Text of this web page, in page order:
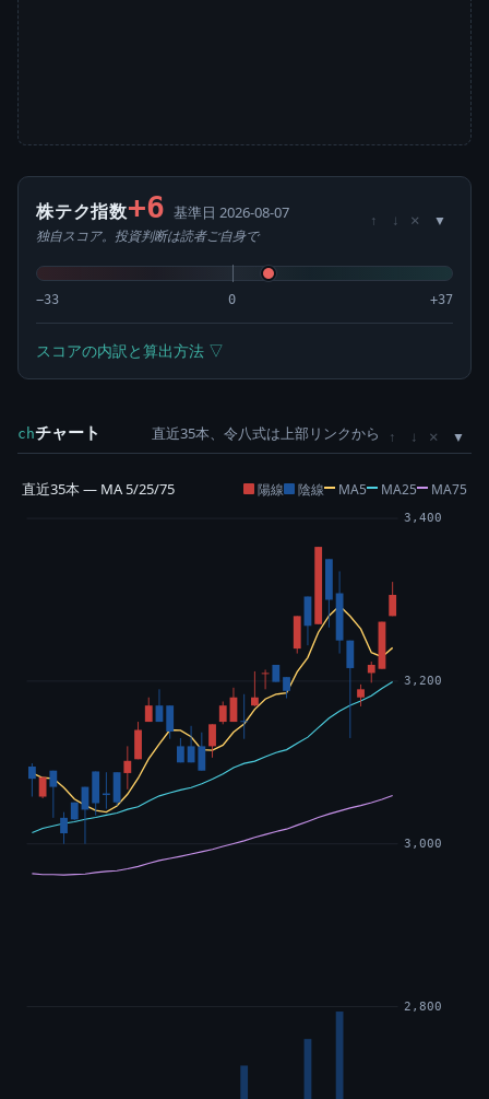
株テク指数+6 基準日 2026-08-07
独自スコア。投資判断は読者ご自身で
↑ ↓ ×
−33 0 +37
スコアの内訳と算出方法 ▽
chチャート 直近35本、令八式は上部リンクから ↑ ↓ ×
直近35本 — MA 5/25/75 陽線 陰線 MA5 MA25 MA75
2,800
3,000
3,200
3,400